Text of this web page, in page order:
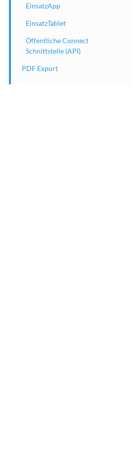
EinsatzApp
EinsatzTablet
Öffentliche Connect
Schnittstelle (API)
PDF Export